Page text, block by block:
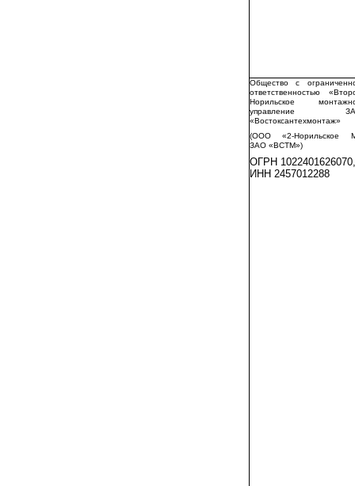
Общество с
ответственностью
Норильское
управление
«Востоксантехмонтаж»
(ООО «2-Норильское
ЗАО «ВСТМ»)
ОГРН 1022401626070,
ИНН 2457012288